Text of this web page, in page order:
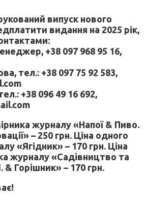
випуск нового
видання на 2025 рік,
+38 097 968 95 16,
тел.: +38 097 75 92 583,
+38 096 49 16 692,
журналу «Напої & Пиво.
– 250 грн. Ціна одного
«Ягідник» – 170 грн. Ціна
журналу «Садівництво та
& Горішник» – 170 грн.